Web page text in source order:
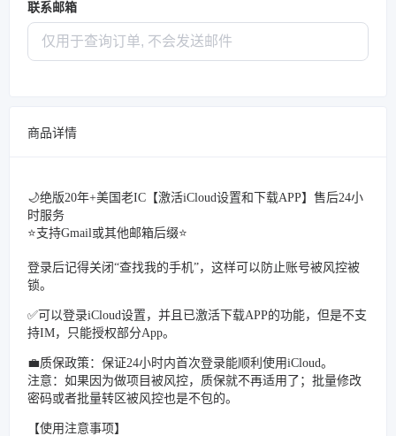
联系邮箱
商品详情
🌙绝版20年+美国老IC【激活iCloud设置和下载APP】售后24小
时服务
⭐️支持Gmail或其他邮箱后缀⭐️
登录后记得关闭“查找我的手机”，这样可以防止账号被风控被
锁。
✅可以登录iCloud设置，并且已激活下载APP的功能，但是不支
持IM，只能授权部分App。
💼质保政策：保证24小时内首次登录能顺利使用iCloud。
注意：如果因为做项目被风控，质保就不再适用了；批量修改
密码或者批量转区被风控也是不包的。
【使用注意事项】